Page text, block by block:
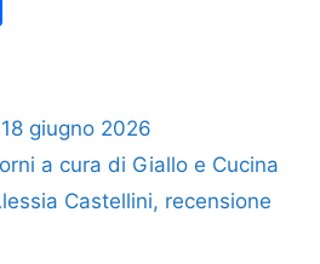
di
vi
di
giugno 2026
a cura di Giallo e Cucina
Castellini, recensione